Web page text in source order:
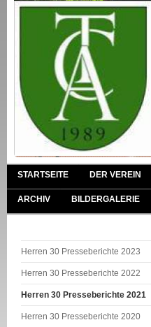
STARTSEITE DER VEREIN
ARCHIV BILDERGALERIE
Herren 30 Presseberichte 2023
Herren 30 Presseberichte 2022
Herren 30 Presseberichte 2021
Herren 30 Presseberichte 2020